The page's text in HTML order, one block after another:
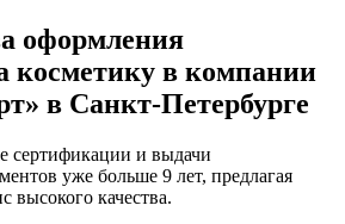
оформления
косметику в компании
в Санкт-Петербурге
сертификации и выдачи
уже больше 9 лет, предлагая
высокого качества.